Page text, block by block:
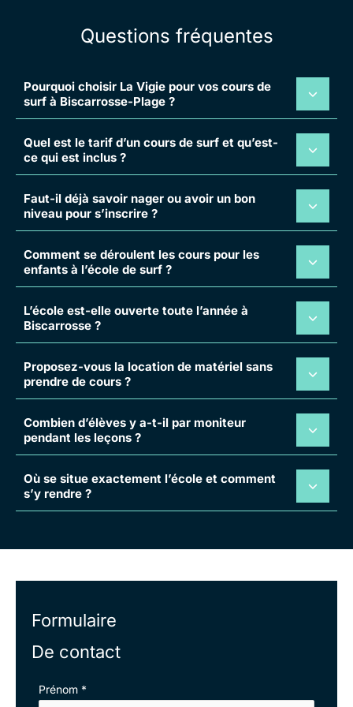
Questions fréquentes
Pourquoi choisir La Vigie pour vos cours de
surf à Biscarrosse-Plage ?
Quel est le tarif d’un cours de surf et qu’est-
ce qui est inclus ?
Faut-il déjà savoir nager ou avoir un bon
niveau pour s’inscrire ?
Comment se déroulent les cours pour les
enfants à l’école de surf ?
L’école est-elle ouverte toute l’année à
Biscarrosse ?
Proposez-vous la location de matériel sans
prendre de cours ?
Combien d’élèves y a-t-il par moniteur
pendant les leçons ?
Où se situe exactement l’école et comment
s’y rendre ?
Formulaire
De contact
Formulaire
Prénom *